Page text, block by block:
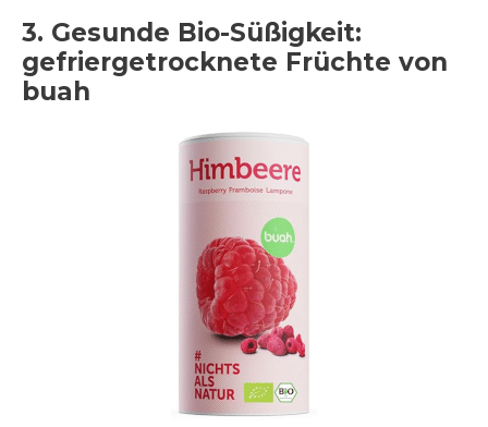
3. Gesunde Bio-Süßigkeit:
gefriergetrocknete Früchte von
buah